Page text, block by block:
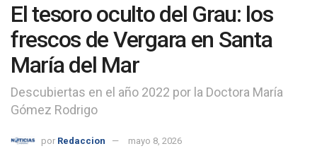
El tesoro oculto del Grau: los
frescos de Vergara en Santa
María del Mar
Descubiertas en el año 2022 por la Doctora María
Gómez Rodrigo
por Redaccion mayo 8, 2026